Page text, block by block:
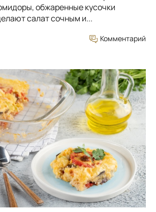
обжаренные кусочки
салат сочным и...
Комментарий